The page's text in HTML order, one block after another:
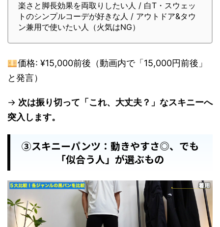
楽さと脚長効果を両取りしたい人 / 白T・スウェッ
トのシンプルコーデが好きな人 / アウトドア&タウ
ン兼用で使いたい人（火気はNG）
価格: ¥15,000前後（動画内で「15,000円前後」
と発言）
→ 次は振り切って「これ、大丈夫？」なスキニーへ
突入します。
③スキニーパンツ：動きやすさ◎、でも
「似合う人」が選ぶもの